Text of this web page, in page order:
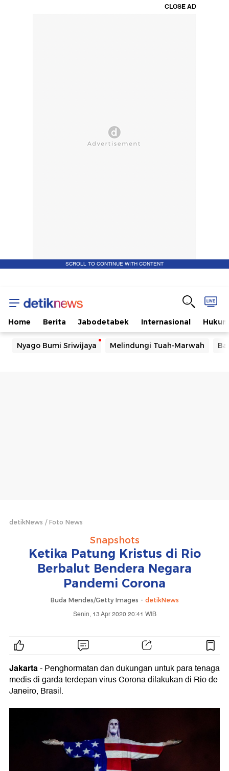
CLOSE AD
SCROLL TO CONTINUE WITH CONTENT
Home Berita Jabodetabek Internasional Hukum
Nyago Bumi Sriwijaya Melindungi Tuah-Marwah
detikNews Foto News
Snapshots
Ketika Patung Kristus di Rio
Berbalut Bendera Negara
Pandemi Corona
Buda Mendes/Getty Images - detikNews
Senin, 13 Apr 2020 20:41 WIB
Jakarta- Penghormatan dan dukungan untuk para tenaga
medis di garda terdepan virus Corona dilakukan di Rio de
Janeiro, Brasil.